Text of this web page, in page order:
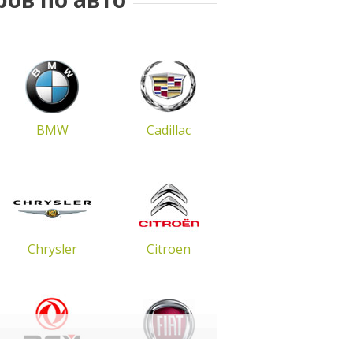
BMW Cadillac
Chrysler Citroen